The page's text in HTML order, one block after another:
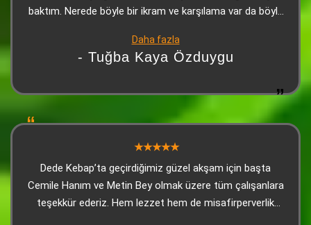
baktım. Nerede böyle bir ikram ve karşılama var da böyle
konusunda ise makarnası, Adana kebabı ve ikramları
gayet güzeldi. Üzerine tatlı da ikram ettiler. Kesinlikle
andan itibaren manipüle ettiklerini düşünüyorum
Daha fazla
- Tuğba Kaya Özduygu
Dede Kebap’ta geçirdiğimiz güzel akşam için başta
Cemile Hanım ve Metin Bey olmak üzere tüm çalışanlara
teşekkür ederiz. Hem lezzet hem de misafirperverlik